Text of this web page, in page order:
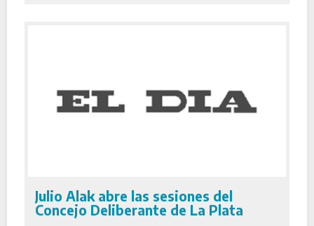
Julio Alak abre las sesiones del
Concejo Deliberante de La Plata